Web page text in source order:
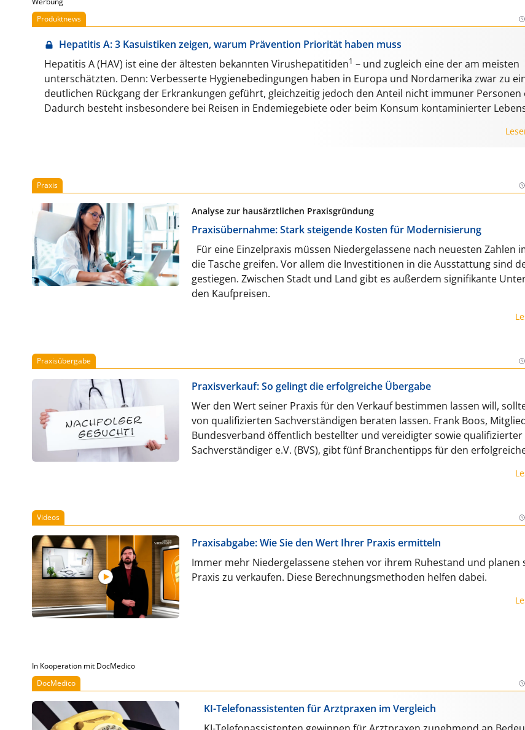
Produktnews
Hepatitis A: 3 Kasuistiken zeigen, warum Prävention Priorität haben muss
Hepatitis A (HAV) ist eine der ältesten bekannten Virushepatitiden1 – und zugleich eine der am meisten
unterschätzten. Denn: Verbesserte Hygienebedingungen haben in Europa und Nordamerika zwar zu
deutlichen Rückgang der Erkrankungen geführt, gleichzeitig jedoch den Anteil nicht immuner Personen
Dadurch besteht insbesondere bei Reisen in Endemiegebiete oder beim Konsum kontaminierter
Praxis
Analyse zur hausärztlichen Praxisgründung
Praxisübernahme: Stark steigende Kosten für Modernisierung
Für eine Einzelpraxis müssen Niedergelassene nach neuesten Zahlen
die Tasche greifen. Vor allem die Investitionen in die Ausstattung sind
gestiegen. Zwischen Stadt und Land gibt es außerdem signifikante
den Kaufpreisen.
Praxisübergabe
Praxisverkauf: So gelingt die erfolgreiche Übergabe
Wer den Wert seiner Praxis für den Verkauf bestimmen lassen will,
von qualifizierten Sachverständigen beraten lassen. Frank Boos,
Bundesverband öffentlich bestellter und vereidigter sowie qualifizierter
Sachverständiger e.V. (BVS), gibt fünf Branchentipps für den
Videos
Praxisabgabe: Wie Sie den Wert Ihrer Praxis ermitteln
Immer mehr Niedergelassene stehen vor ihrem Ruhestand und planen
Praxis zu verkaufen. Diese Berechnungsmethoden helfen dabei.
In Kooperation mit DocMedico
DocMedico
KI-Telefonassistenten für Arztpraxen im Vergleich